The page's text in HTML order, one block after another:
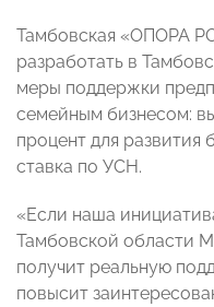
Тамбовская «ОПОРА
разработать в
меры поддержки
семейным бизнесом:
процент для развития
ставка по УСН.
«Если наша
Тамбовской области
получит реальную
повысит